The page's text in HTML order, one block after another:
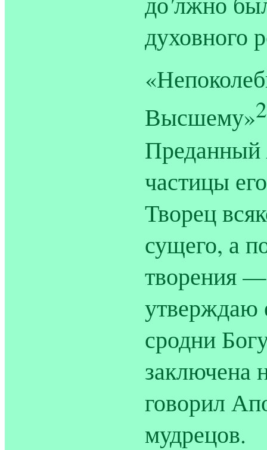
духовного
Высшему»2
Преданный
частицы
Творец
сущего, а
творения
утверждаю
сродни
заключена
говорил
мудрецов.